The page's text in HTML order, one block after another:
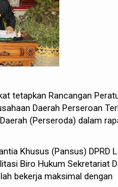
tetapkan Rancangan
Daerah Perseroan
(Perseroda) dalam
Khusus (Pansus) DPRD
Biro Hukum Sekretariat
bekerja maksimal dengan